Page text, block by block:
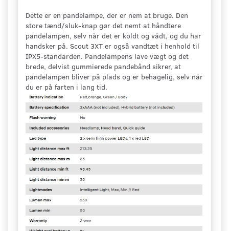
Dette er en pandelampe, der er nem at bruge. Den
store tænd/sluk-knap gør det nemt at håndtere
pandelampen, selv når det er koldt og vådt, og du har
handsker på. Scout 3XT er også vandtæt i henhold til
IPX5-standarden. Pandelampens lave vægt og det
brede, delvist gummierede pandebånd sikrer, at
pandelampen bliver på plads og er behagelig, selv når
du er på farten i lang tid.